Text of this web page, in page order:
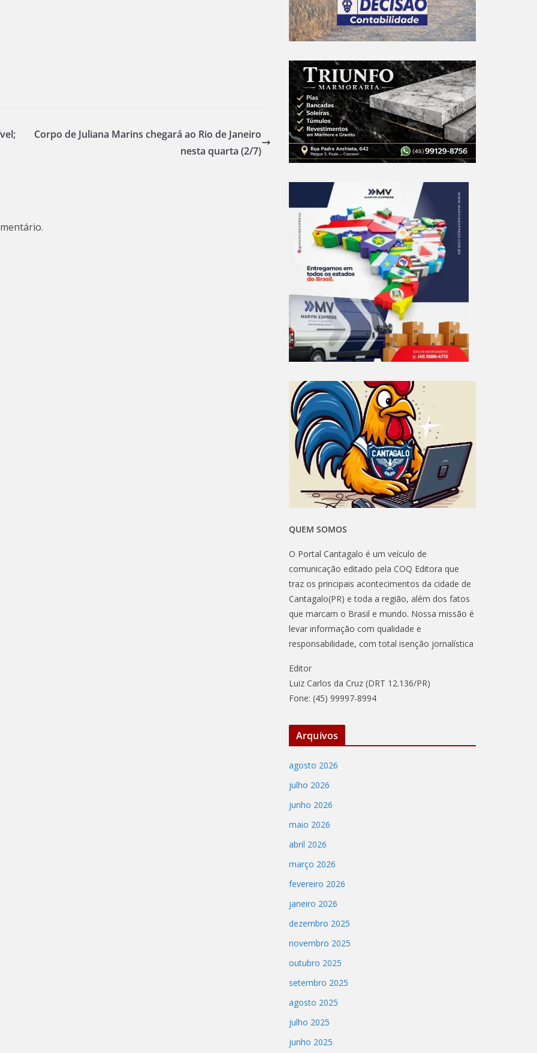
Corpo de Juliana Marins chegará ao Rio de Janeiro
nesta quarta (2/7)
QUEM SOMOS
O Portal Cantagalo é um veículo de
comunicação editado pela COQ Editora que
traz os principais acontecimentos da cidade de
Cantagalo(PR) e toda a região, além dos fatos
que marcam o Brasil e mundo. Nossa missão é
levar informação com qualidade e
responsabilidade, com total isenção jornalística
Editor
Luiz Carlos da Cruz (DRT 12.136/PR)
Fone: (45) 99997-8994
Arquivos
agosto 2026
julho 2026
junho 2026
maio 2026
abril 2026
março 2026
fevereiro 2026
janeiro 2026
dezembro 2025
novembro 2025
outubro 2025
setembro 2025
agosto 2025
julho 2025
junho 2025